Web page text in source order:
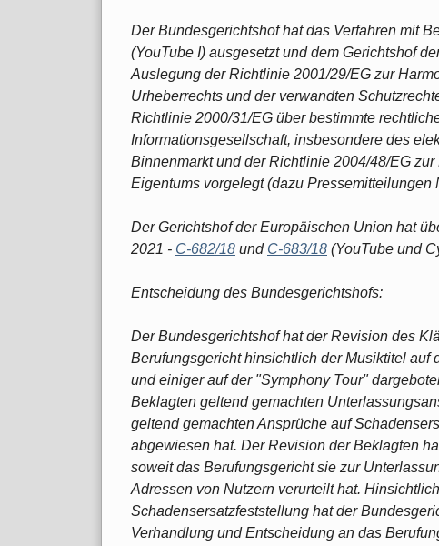
Der Bundesgerichtshof hat das Verfahren mit
(YouTube I) ausgesetzt und dem Gerichtshof
Auslegung der Richtlinie 2001/29/EG zur
Urheberrechts und der verwandten
Richtlinie 2000/31/EG über bestimmte
Informationsgesellschaft, insbesondere des
Binnenmarkt und der Richtlinie 2004/48/EG
Eigentums vorgelegt (dazu Pressemitteilungen
Der Gerichtshof der Europäischen Union hat
2021 - C-682/18 und C-683/18 (YouTube und
Entscheidung des Bundesgerichtshofs:
Der Bundesgerichtshof hat der Revision des
Berufungsgericht hinsichtlich der Musiktitel auf
und einiger auf der "Symphony Tour"
Beklagten geltend gemachten
geltend gemachten Ansprüche auf
abgewiesen hat. Der Revision der Beklagten
soweit das Berufungsgericht sie zur
Adressen von Nutzern verurteilt hat.
Schadensersatzfeststellung hat der
Verhandlung und Entscheidung an das